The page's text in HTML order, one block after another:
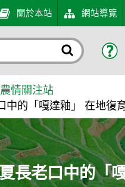
達釉」
關於本站 網站導覽
農情關注站
中的「嘎達釉」 在地復
長老口中的「